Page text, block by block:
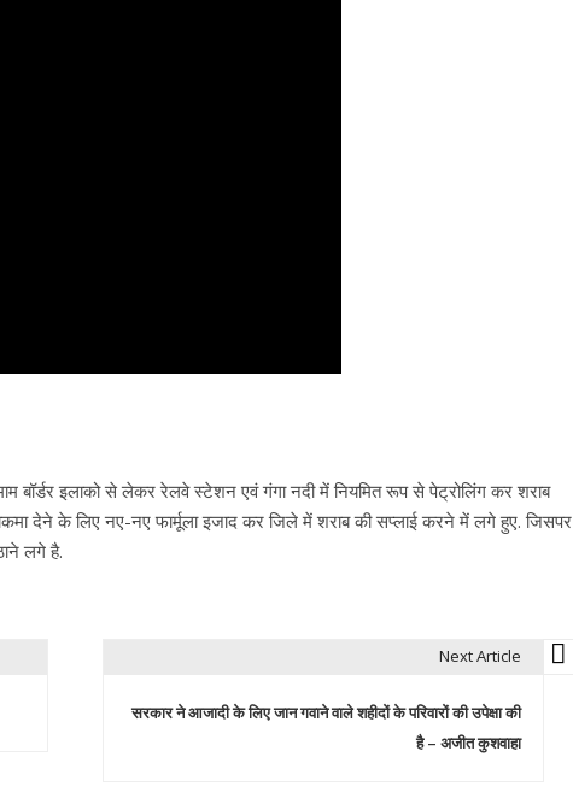
बॉर्डर इलाको से लेकर रेलवे स्टेशन एवं गंगा नदी में नियमित रूप से पेट्रोलिंग कर शराब
देने के लिए नए-नए फार्मूला इजाद कर जिले में शराब की सप्लाई करने में लगे हुए. जिसपर
लगे है.
Next Article
सरकार ने आजादी के लिए जान गवाने वाले शहीदों के परिवारों की उपेक्षा की
है – अजीत कुशवाहा